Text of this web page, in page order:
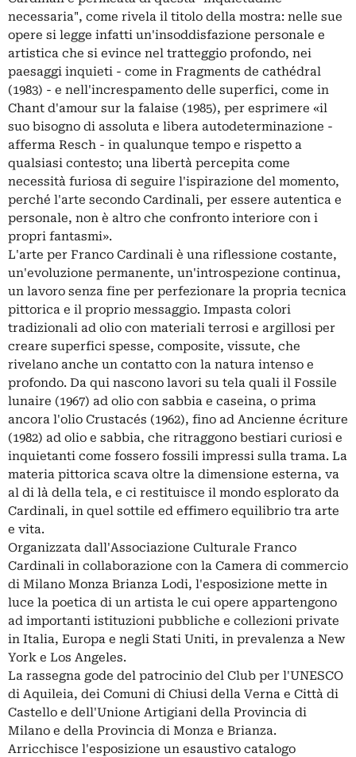
necessaria", come rivela il titolo della mostra: nelle sue
opere si legge infatti un'insoddisfazione personale e
artistica che si evince nel tratteggio profondo, nei
paesaggi inquieti - come in Fragments de cathédral
(1983) - e nell'increspamento delle superfici, come in
Chant d'amour sur la falaise (1985), per esprimere «il
suo bisogno di assoluta e libera autodeterminazione -
afferma Resch - in qualunque tempo e rispetto a
qualsiasi contesto; una libertà percepita come
necessità furiosa di seguire l'ispirazione del momento,
perché l'arte secondo Cardinali, per essere autentica e
personale, non è altro che confronto interiore con i
propri fantasmi».
L'arte per Franco Cardinali è una riflessione costante,
un'evoluzione permanente, un'introspezione continua,
un lavoro senza fine per perfezionare la propria tecnica
pittorica e il proprio messaggio. Impasta colori
tradizionali ad olio con materiali terrosi e argillosi per
creare superfici spesse, composite, vissute, che
rivelano anche un contatto con la natura intenso e
profondo. Da qui nascono lavori su tela quali il Fossile
lunaire (1967) ad olio con sabbia e caseina, o prima
ancora l'olio Crustacés (1962), fino ad Ancienne écriture
(1982) ad olio e sabbia, che ritraggono bestiari curiosi e
inquietanti come fossero fossili impressi sulla trama. La
materia pittorica scava oltre la dimensione esterna, va
al di là della tela, e ci restituisce il mondo esplorato da
Cardinali, in quel sottile ed effimero equilibrio tra arte
e vita.
Organizzata dall'Associazione Culturale Franco
Cardinali in collaborazione con la Camera di commercio
di Milano Monza Brianza Lodi, l'esposizione mette in
luce la poetica di un artista le cui opere appartengono
ad importanti istituzioni pubbliche e collezioni private
in Italia, Europa e negli Stati Uniti, in prevalenza a New
York e Los Angeles.
La rassegna gode del patrocinio del Club per l'UNESCO
di Aquileia, dei Comuni di Chiusi della Verna e Città di
Castello e dell'Unione Artigiani della Provincia di
Milano e della Provincia di Monza e Brianza.
Arricchisce l'esposizione un esaustivo catalogo